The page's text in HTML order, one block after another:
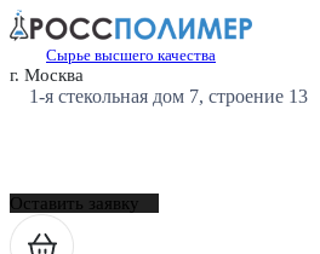
Сырье высшего качества
г. Москва
1-я стекольная дом 7, строение 13
Оставить заявку